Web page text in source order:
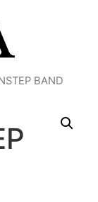
BAND